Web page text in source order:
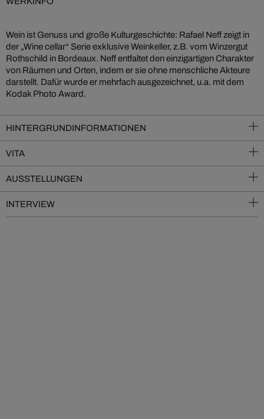
Wein ist Genuss und große Kulturgeschichte: Rafael Neff zeigt in
der „Wine cellar“ Serie exklusive Weinkeller, z.B. vom Winzergut
Rothschild in Bordeaux. Neff entfaltet den einzigartigen Charakter
von Räumen und Orten, indem er sie ohne menschliche Akteure
darstellt. Dafür wurde er mehrfach ausgezeichnet, u.a. mit dem
Kodak Photo Award.
HINTERGRUNDINFORMATIONEN
VITA
AUSSTELLUNGEN
INTERVIEW